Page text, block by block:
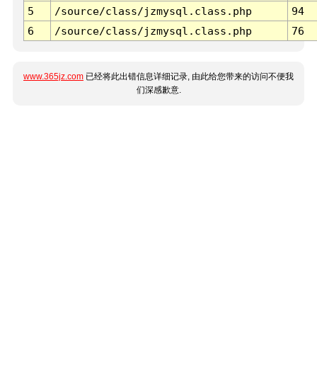
5
/source/class/jzmysql.class.php
94
6
/source/class/jzmysql.class.php 76
www.365jz.com 已经将此出错信息详细记录, 由此给您带来的访问不便我
们深感歉意.